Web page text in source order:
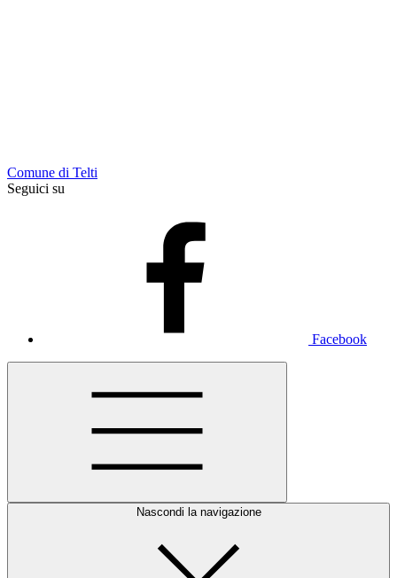
Comune di Telti
Seguici su
Facebook
Nascondi la navigazione